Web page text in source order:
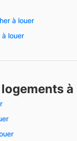
à louer
louer
à